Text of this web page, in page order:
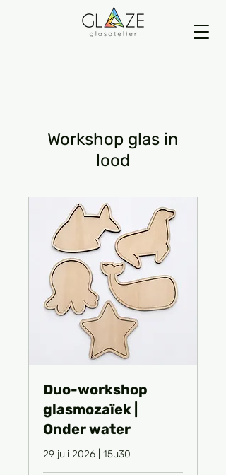
Workshop glas in
lood
Duo-workshop
glasmozaïek |
Onder water
29 juli 2026 | 15u30